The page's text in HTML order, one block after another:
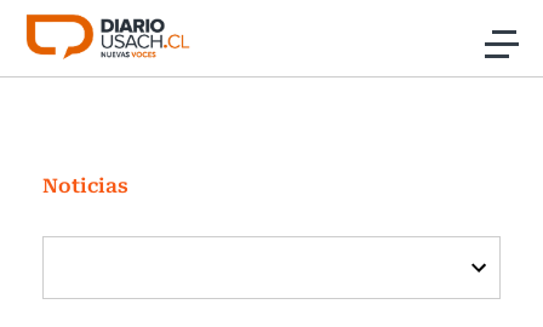
Click acá para ir directamente al contenido
Investigación
Cultura
Programas Radio y TV Usach
Noticias